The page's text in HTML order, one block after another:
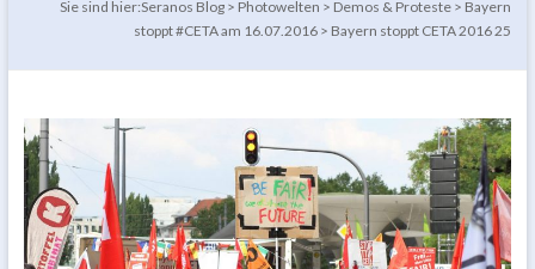
Sie sind hier:Seranos Blog > Photowelten > Demos & Proteste > Bayern
stoppt #CETA am 16.07.2016 > Bayern stoppt CETA 2016 25